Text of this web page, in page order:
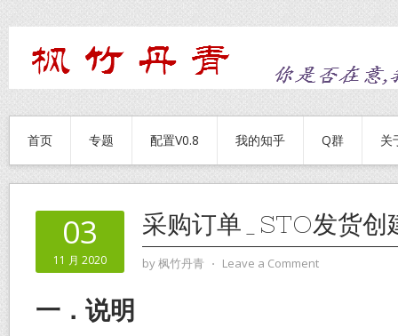
首页 专题 配置V0.8 我的知乎 Q群 关
03
11 月 2020
采购订单_STO发货创
by枫竹丹青 ⋅ Leave a Comment
一．说明